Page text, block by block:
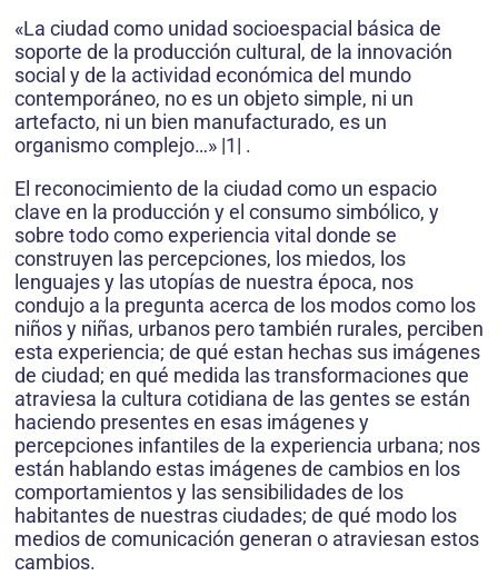
«La ciudad como unidad socioespacial básica de
soporte de la producción cultural, de la innovación
social y de la actividad económica del mundo
contemporáneo, no es un objeto simple, ni un
artefacto, ni un bien manufacturado, es un
organismo complejo…» |1| .
El reconocimiento de la ciudad como un espacio
clave en la producción y el consumo simbólico, y
sobre todo como experiencia vital donde se
construyen las percepciones, los miedos, los
lenguajes y las utopías de nuestra época, nos
condujo a la pregunta acerca de los modos como los
niños y niñas, urbanos pero también rurales, perciben
esta experiencia; de qué estan hechas sus imágenes
de ciudad; en qué medida las transformaciones que
atraviesa la cultura cotidiana de las gentes se están
haciendo presentes en esas imágenes y
percepciones infantiles de la experiencia urbana; nos
están hablando estas imágenes de cambios en los
comportamientos y las sensibilidades de los
habitantes de nuestras ciudades; de qué modo los
medios de comunicación generan o atraviesan estos
cambios.